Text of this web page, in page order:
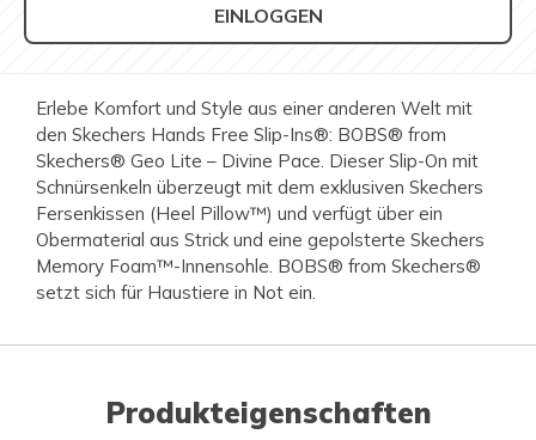
EINLOGGEN
Erlebe Komfort und Style aus einer anderen Welt mit
den Skechers Hands Free Slip-Ins®: BOBS® from
Skechers® Geo Lite – Divine Pace. Dieser Slip-On mit
Schnürsenkeln überzeugt mit dem exklusiven Skechers
Fersenkissen (Heel Pillow™) und verfügt über ein
Obermaterial aus Strick und eine gepolsterte Skechers
Memory Foam™-Innensohle. BOBS® from Skechers®
setzt sich für Haustiere in Not ein.
Produkteigenschaften